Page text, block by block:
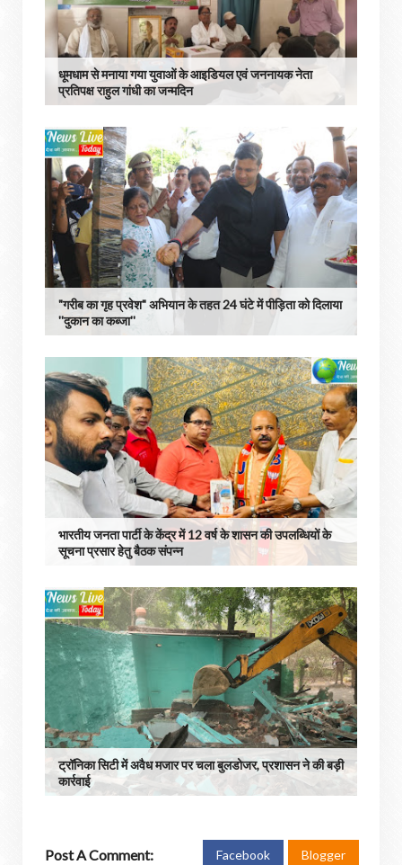
धूमधाम से मनाया गया युवाओं के आइडियल एवं जननायक नेता
प्रतिपक्ष राहुल गांधी का जन्मदिन
"गरीब का गृह प्रवेश" अभियान के तहत 24 घंटे में पीड़िता को दिलाया
''दुकान का कब्जा''
भारतीय जनता पार्टी के केंद्र में 12 वर्ष के शासन की उपलब्धियों के
सूचना प्रसार हेतु बैठक संपन्न
ट्रॉनिका सिटी में अवैध मजार पर चला बुलडोजर, प्रशासन ने की बड़ी
कार्रवाई
Post A Comment: Facebook Blogger